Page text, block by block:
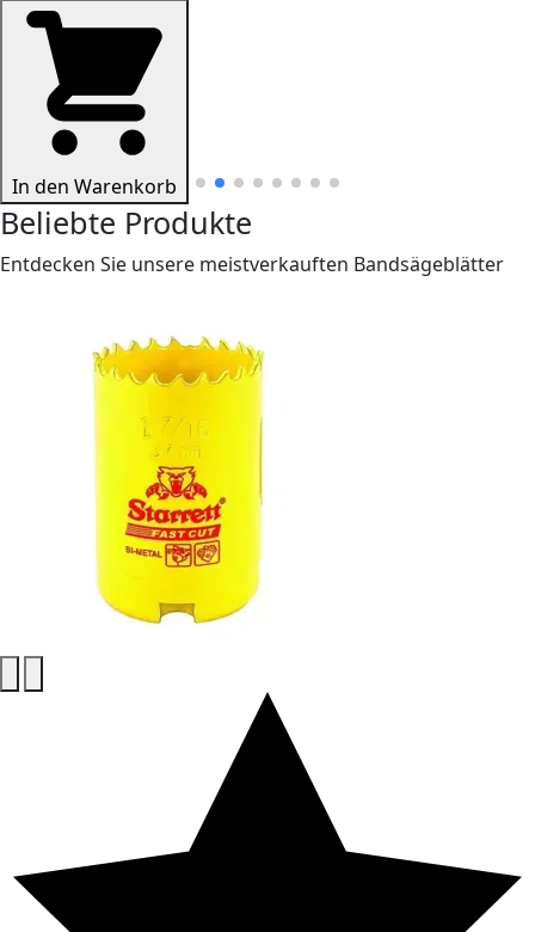
In den Warenkorb
Beliebte Produkte
Entdecken Sie unsere meistverkauften Bandsägeblätter